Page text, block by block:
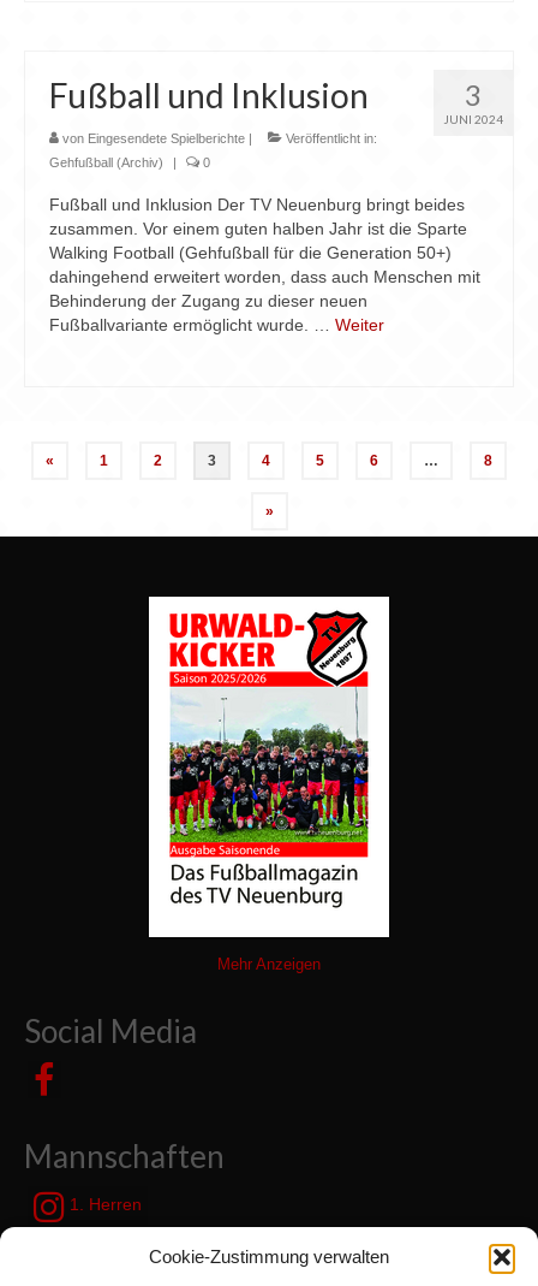
Cookie-Zustimmung verwalten
3
JUNI 2024
Fußball und Inklusion
von Eingesendete Spielberichte |
Veröffentlicht in:
Gehfußball (Archiv)
| 0
Fußball und Inklusion Der TV Neuenburg bringt beides
zusammen. Vor einem guten halben Jahr ist die Sparte
Walking Football (Gehfußball für die Generation 50+)
dahingehend erweitert worden, dass auch Menschen mit
Behinderung der Zugang zu dieser neuen
Fußballvariante ermöglicht wurde. … Weiter
Seitennummerierung
Beiträge
« 1 2 3 4 5 6 … 8
»
Mehr Anzeigen
Social Media
Mannschaften
1. Herren
JSG Zetel / Friesische Wehde